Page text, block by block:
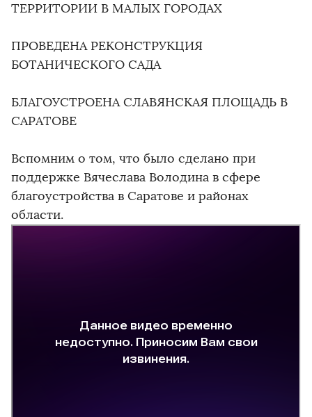
ТЕРРИТОРИИ В МАЛЫХ ГОРОДАХ
ПРОВЕДЕНА РЕКОНСТРУКЦИЯ
БОТАНИЧЕСКОГО САДА
БЛАГОУСТРОЕНА СЛАВЯНСКАЯ ПЛОЩАДЬ В
САРАТОВЕ
Вспомним о том, что было сделано при
поддержке Вячеслава Володина в сфере
благоустройства в Саратове и районах
области.